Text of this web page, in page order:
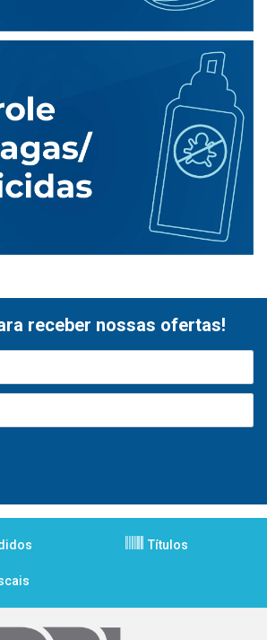
receber nossas ofertas!
Títulos